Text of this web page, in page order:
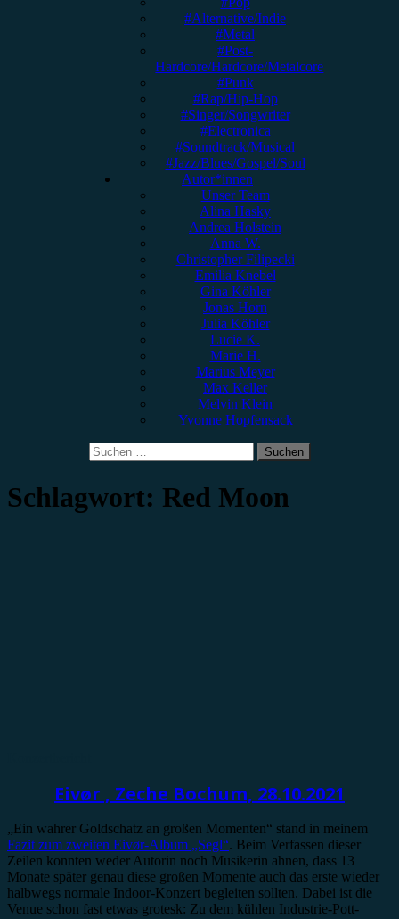
#Alternative/Indie
#Metal
#Post-
Hardcore/Hardcore/Metalcore
#Punk
#Rap/Hip-Hop
#Singer/Songwriter
#Electronica
#Soundtrack/Musical
#Jazz/Blues/Gospel/Soul
Autor*innen
Unser Team
Alina Hasky
Andrea Holstein
Anna W.
Christopher Filipecki
Emilia Knebel
Gina Köhler
Jonas Horn
Julia Köhler
Lucie K.
Marie H.
Marius Meyer
Max Keller
Melvin Klein
Yvonne Hopfensack
Suchen
nach:
Schlagwort: Red Moon
Eivør , Zeche Bochum, 28.10.2021
„Ein wahrer Goldschatz an großen Momenten“ stand in meinem
Fazit zum zweiten Eivør-Album „Segl“. Beim Verfassen dieser
Zeilen konnten weder Autorin noch Musikerin ahnen, dass 13
Monate später genau diese großen Momente auch das erste wieder
halbwegs normale Indoor-Konzert begleiten sollten. Dabei ist die
Venue schon fast etwas grotesk: Zu dem kühlen Industrie-Pott-